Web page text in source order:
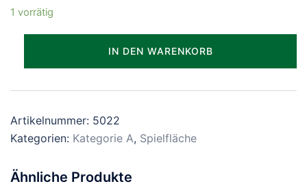
1 vorrätig
IN DEN WARENKORB
Artikelnummer: 5022
Kategorien: Kategorie A, Spielfläche
Ähnliche Produkte